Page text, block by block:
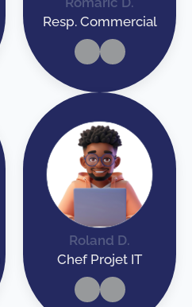
Resp. Commercial
Roland D.
Chef Projet IT